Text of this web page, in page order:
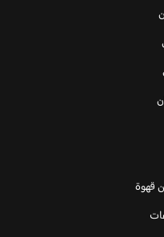
قهوة